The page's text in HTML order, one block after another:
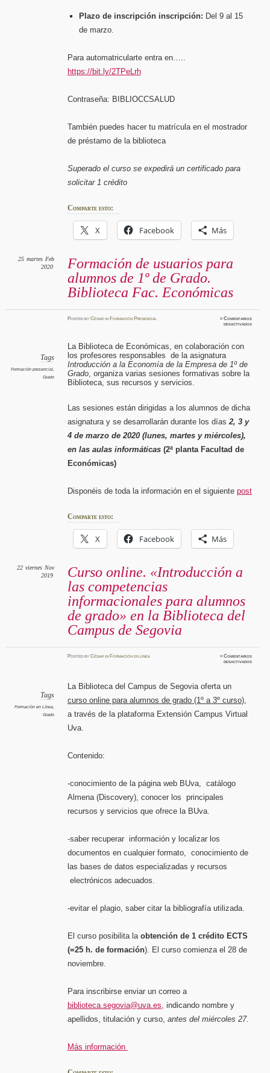
Plazo de inscripción inscripción: Del 9 al 15
de marzo.
Para automatricularte entra en…..
https://bit.ly/2TPeLrh
Contraseña: BIBLIOCCSALUD
También puedes hacer tu matrícula en el mostrador
de préstamo de la biblioteca
Superado el curso se expedirá un certificado para
solicitar 1 crédito
Comparte esto:
X Facebook Más
Formación de usuarios para
alumnos de 1º de Grado.
Biblioteca Fac. Económicas
25 martes Feb
2020
PostedbyCésar inFormación Presencial ≈Comentarios
desactivadosen
Tags
Formación presencial,
Grado
La Biblioteca de Económicas, en colaboración con
los profesores responsables de la asignatura
Introducción a la Economía de la Empresa de 1º de
Grado, organiza varias sesiones formativas sobre la
Biblioteca, sus recursos y servicios.
Las sesiones están dirigidas a los alumnos de dicha
asignatura y se desarrollarán durante los días 2, 3 y
4 de marzo de 2020 (lunes, martes y miércoles),
en las aulas informáticas (2ª planta Facultad de
Económicas)
Disponéis de toda la información en el siguiente post
Comparte esto:
X Facebook Más
Curso online. «Introducción a
las competencias
informacionales para alumnos
de grado» en la Biblioteca del
Campus de Segovia
22 viernes Nov
2019
PostedbyCésar inFormación en línea ≈Comentarios
desactivadosen
Tags
Formación en Línea,
Grado
La Biblioteca del Campus de Segovia oferta un
curso online para alumnos de grado (1º a 3º curso),
a través de la plataforma Extensión Campus Virtual
Uva.
Contenido:
-conocimiento de la página web BUva, catálogo
Almena (Discovery), conocer los principales
recursos y servicios que ofrece la BUva.
-saber recuperar información y localizar los
documentos en cualquier formato, conocimiento de
las bases de datos especializadas y recursos
electrónicos adecuados.
-evitar el plagio, saber citar la bibliografía utilizada.
El curso posibilita la obtención de 1 crédito ECTS
(=25 h. de formación). El curso comienza el 28 de
noviembre.
Para inscribirse enviar un correo a
biblioteca.segovia@uva.es , indicando nombre y
apellidos, titulación y curso, antes del miércoles 27.
Más información